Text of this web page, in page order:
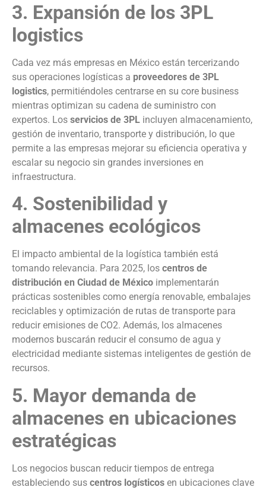
3. Expansión de los 3PL
logistics
Cada vez más empresas en México están tercerizando
sus operaciones logísticas a proveedores de 3PL
logistics, permitiéndoles centrarse en su core business
mientras optimizan su cadena de suministro con
expertos. Los servicios de 3PL incluyen almacenamiento,
gestión de inventario, transporte y distribución, lo que
permite a las empresas mejorar su eficiencia operativa y
escalar su negocio sin grandes inversiones en
infraestructura.
4. Sostenibilidad y
almacenes ecológicos
El impacto ambiental de la logística también está
tomando relevancia. Para 2025, los centros de
distribución en Ciudad de México implementarán
prácticas sostenibles como energía renovable, embalajes
reciclables y optimización de rutas de transporte para
reducir emisiones de CO2. Además, los almacenes
modernos buscarán reducir el consumo de agua y
electricidad mediante sistemas inteligentes de gestión de
recursos.
5. Mayor demanda de
almacenes en ubicaciones
estratégicas
Los negocios buscan reducir tiempos de entrega
estableciendo sus centros logísticos en ubicaciones clave